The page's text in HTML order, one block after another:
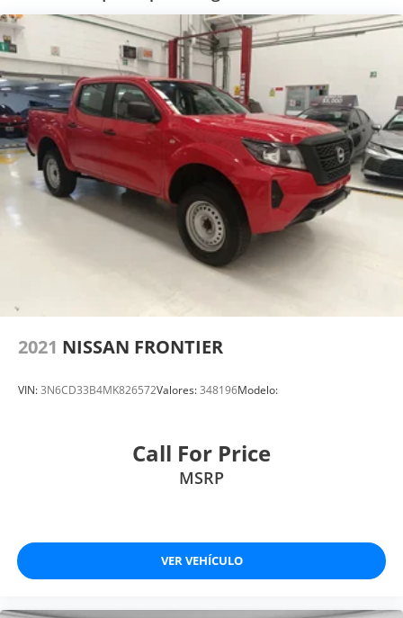
2021 NISSAN FRONTIER
VIN:3N6CD33B4MK826572Valores:348196Modelo:
Call For Price
MSRP
VER VEHÍCULO